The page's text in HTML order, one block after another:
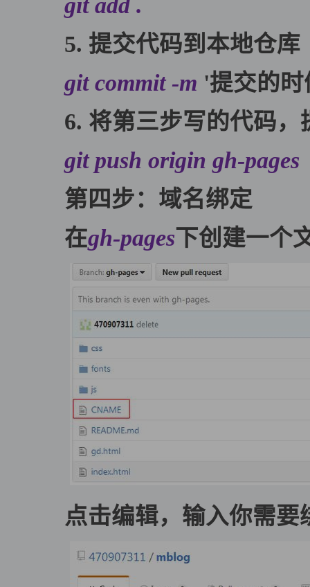
git add .
5. 提交代码到本地仓库
git commit -m '提交的
6. 将第三步写的代码，
git push origin gh-pages
第四步：域名绑定
在gh-pages下创建一个
点击编辑，输入你需要